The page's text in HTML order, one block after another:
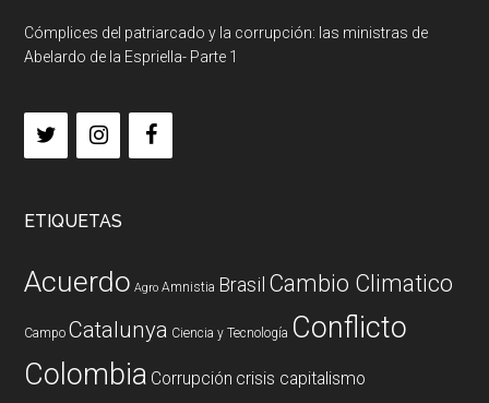
Cómplices del patriarcado y la corrupción: las ministras de
Abelardo de la Espriella- Parte 1
ETIQUETAS
Acuerdo Agro Amnistia Brasil Cambio Climatico
Campo Catalunya Ciencia y Tecnología Conflicto
Colombia Corrupción crisis capitalismo